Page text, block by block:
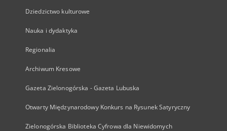
Dziedzictwo kulturowe
Nauka i dydaktyka
Regionalia
Archiwum Kresowe
Gazeta Zielonogórska - Gazeta Lubuska
Otwarty Międzynarodowy Konkurs na Rysunek Satyryczny
Zielonogórska Biblioteka Cyfrowa dla Niewidomych